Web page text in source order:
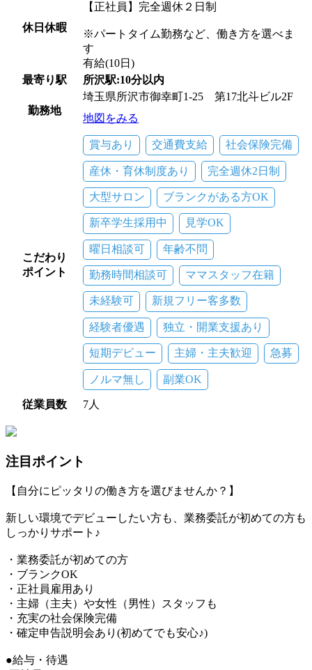
休日休暇
【正社員】完全週休２日制
※パートタイム勤務など、働き方を選べま
す
有給(10日)
最寄り駅
所沢駅:10分以内
勤務地
埼玉県所沢市御幸町1-25 第17北斗ビル2F
地図をみる
こだわり
ポイント
賞与あり 交通費支給 社会保険完備
産休・育休制度あり 完全週休2日制
大型サロン ブランクがある方OK
新卒学生採用中 見学OK
曜日相談可 年齢不問
勤務時間相談可 ママスタッフ在籍
未経験可 新規フリー客多数
経験者優遇 独立・開業支援あり
短期デビュー 主婦・主夫歓迎 急募
ノルマ無し 副業OK
従業員数 7人
注目ポイント
【自分にピッタリの働き方を選びませんか？】
新しい環境でデビューしたい方も、業務委託が初めての方も
しっかりサポート♪
・業務委託が初めての方
・ブランクOK
・正社員雇用あり
・主婦（主夫）や女性（男性）スタッフも
・充実の社会保険完備
・確定申告説明会あり(初めてでも安心♪)
●給与・待遇